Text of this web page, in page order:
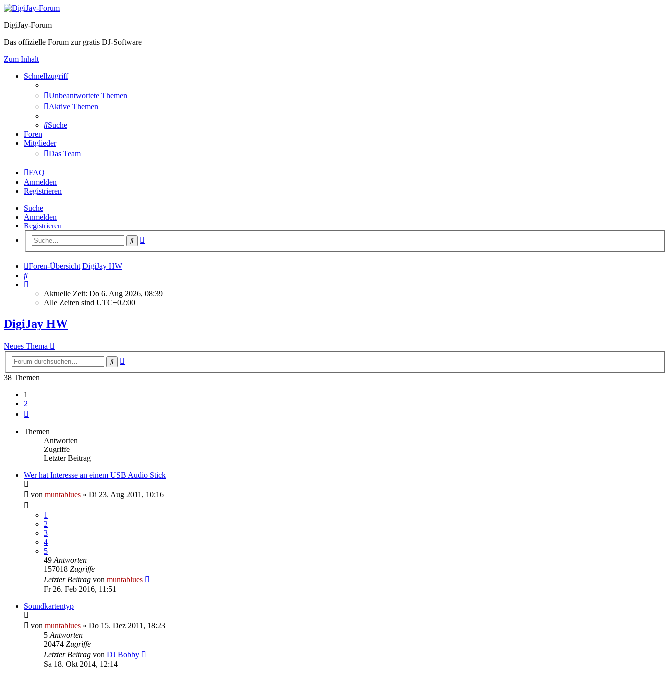
DigiJay-Forum
Das offizielle Forum zur gratis DJ-Software
Zum Inhalt
Schnellzugriff
Unbeantwortete Themen
Aktive Themen
Suche
Foren
Mitglieder
Das Team
FAQ
Anmelden
Registrieren
Suche
Anmelden
Registrieren
Suche
Foren-Übersicht DigiJay HW
Suche
Aktuelle Zeit: Do 6. Aug 2026, 08:39
Alle Zeiten sind UTC+02:00
DigiJay HW
Neues Thema
Suche
38 Themen
1
2
Themen
Antworten
Zugriffe
Letzter Beitrag
Wer hat Interesse an einem USB Audio Stick
von muntablues » Di 23. Aug 2011, 10:16
1
2
3
4
5
49 Antworten
157018 Zugriffe
Letzter Beitrag von muntablues
Fr 26. Feb 2016, 11:51
Soundkartentyp
von muntablues » Do 15. Dez 2011, 18:23
5 Antworten
20474 Zugriffe
Letzter Beitrag von DJ Bobby
Sa 18. Okt 2014, 12:14